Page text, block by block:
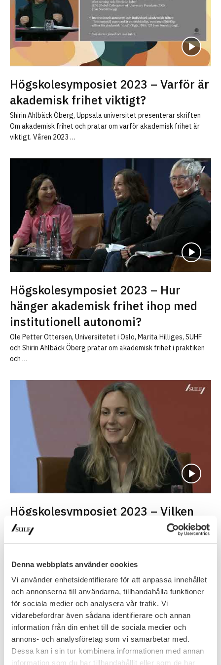
Denna webbplats använder cookies
Vi använder enhetsidentifierare för att anpassa innehållet
och annonserna till användarna, tillhandahålla funktioner
för sociala medier och analysera vår trafik. Vi
vidarebefordrar även sådana identifierare och annan
information från din enhet till de sociala medier och
annons- och analysföretag som vi samarbetar med.
Dessa kan i sin tur kombinera informationen med annan
information som du har tillhandahållit eller som de har
universitetslärare och forskare (SULF), Nationella
sekretariatet för genusforskning, Sveriges universitets-
och högskoleförbund (SUHF)
Högskolesymposiet 2023 – Varför är
akademisk frihet viktigt?
Shirin Ahlbäck Öberg, Uppsala universitet presenterar skriften
Om akademisk frihet och pratar om varför akademisk frihet är
viktigt. Våren 2023 …
Högskolesymposiet 2023 – Hur
hänger akademisk frihet ihop med
institutionell autonomi?
Ole Petter Ottersen, Universitetet i Oslo, Marita Hilliges, SUHF
och Shirin Ahlbäck Öberg pratar om akademisk frihet i praktiken
och …
Högskolesymposiet 2023 – Vilken
betydelse har akademisk frihet för
näringslivet?
Svenskt Näringsliv pratar om vilken betydelse akademisk frihet
har för näringslivet. Våren 2023 …